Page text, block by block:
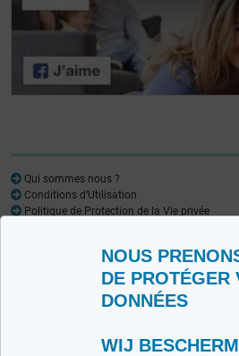
NOUS
DE PROTÉGER
DONNÉES
WIJ
Mariangela Fiorente,
ALWB
Qui sommes nous ?
Conditions d’Utilisation
Politique de Protection de la Vie privée
Toutes les thématiques